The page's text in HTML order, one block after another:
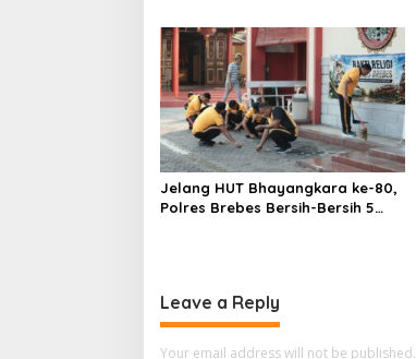
Jelang HUT Bhayangkara ke-80,
Polres Brebes Bersih-Bersih 5
Leave a Reply
Your email address will not be published.